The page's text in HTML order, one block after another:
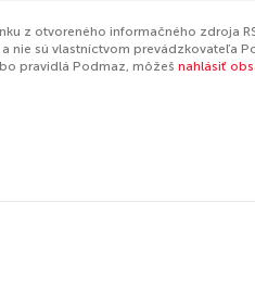
z otvoreného informačného zdroja
nie sú vlastníctvom prevádzkovateľa
pravidlá Podmaz, môžeš nahlásiť